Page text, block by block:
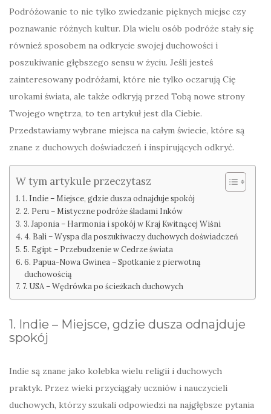
Podróżowanie to nie tylko zwiedzanie pięknych miejsc czy
poznawanie różnych kultur. Dla wielu osób podróże stały się
również sposobem na odkrycie swojej duchowości i
poszukiwanie głębszego sensu w życiu. Jeśli jesteś
zainteresowany podróżami, które nie tylko oczarują Cię
urokami świata, ale także odkryją przed Tobą nowe strony
Twojego wnętrza, to ten artykuł jest dla Ciebie.
Przedstawiamy wybrane miejsca na całym świecie, które są
znane z duchowych doświadczeń i inspirujących odkryć.
W tym artykule przeczytasz
1. Indie – Miejsce, gdzie dusza odnajduje spokój
2. Peru – Mistyczne podróże śladami Inków
3. Japonia – Harmonia i spokój w Kraj Kwitnącej Wiśni
4. Bali – Wyspa dla poszukiwaczy duchowych doświadczeń
5. Egipt – Przebudzenie w Cedrze świata
6. Papua-Nowa Gwinea – Spotkanie z pierwotną
duchowością
7. USA – Wędrówka po ścieżkach duchowych
1. Indie – Miejsce, gdzie dusza odnajduje
spokój
Indie są znane jako kolebka wielu religii i duchowych
praktyk. Przez wieki przyciągały uczniów i nauczycieli
duchowych, którzy szukali odpowiedzi na najgłębsze pytania